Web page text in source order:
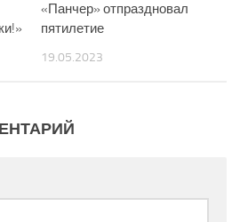
«Панчер» отпраздновал
пятилетие
19.05.2023